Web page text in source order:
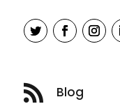
 Blog